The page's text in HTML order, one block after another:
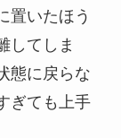
置いたほう
してしま
態に戻らな
ぎても上手